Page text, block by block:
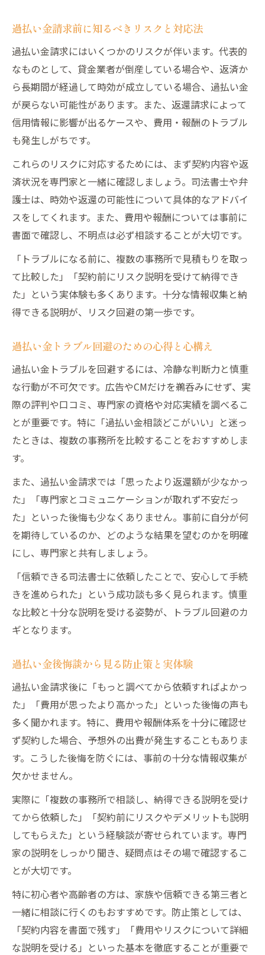
過払い金請求前に知るべきリスクと対応法
過払い金請求にはいくつかのリスクが伴います。代表的
なものとして、貸金業者が倒産している場合や、返済か
ら長期間が経過して時効が成立している場合、過払い金
が戻らない可能性があります。また、返還請求によって
信用情報に影響が出るケースや、費用・報酬のトラブル
も発生しがちです。
これらのリスクに対応するためには、まず契約内容や返
済状況を専門家と一緒に確認しましょう。司法書士や弁
護士は、時効や返還の可能性について具体的なアドバイ
スをしてくれます。また、費用や報酬については事前に
書面で確認し、不明点は必ず相談することが大切です。
「トラブルになる前に、複数の事務所で見積もりを取っ
て比較した」「契約前にリスク説明を受けて納得でき
た」という実体験も多くあります。十分な情報収集と納
得できる説明が、リスク回避の第一歩です。
過払い金トラブル回避のための心得と心構え
過払い金トラブルを回避するには、冷静な判断力と慎重
な行動が不可欠です。広告やCMだけを鵜呑みにせず、実
際の評判や口コミ、専門家の資格や対応実績を調べるこ
とが重要です。特に「過払い金相談どこがいい」と迷っ
たときは、複数の事務所を比較することをおすすめしま
す。
また、過払い金請求では「思ったより返還額が少なかっ
た」「専門家とコミュニケーションが取れず不安だっ
た」といった後悔も少なくありません。事前に自分が何
を期待しているのか、どのような結果を望むのかを明確
にし、専門家と共有しましょう。
「信頼できる司法書士に依頼したことで、安心して手続
きを進められた」という成功談も多く見られます。慎重
な比較と十分な説明を受ける姿勢が、トラブル回避のカ
ギとなります。
過払い金後悔談から見る防止策と実体験
過払い金請求後に「もっと調べてから依頼すればよかっ
た」「費用が思ったより高かった」といった後悔の声も
多く聞かれます。特に、費用や報酬体系を十分に確認せ
ず契約した場合、予想外の出費が発生することもありま
す。こうした後悔を防ぐには、事前の十分な情報収集が
欠かせません。
実際に「複数の事務所で相談し、納得できる説明を受け
てから依頼した」「契約前にリスクやデメリットも説明
してもらえた」という経験談が寄せられています。専門
家の説明をしっかり聞き、疑問点はその場で確認するこ
とが大切です。
特に初心者や高齢者の方は、家族や信頼できる第三者と
一緒に相談に行くのもおすすめです。防止策としては、
「契約内容を書面で残す」「費用やリスクについて詳細
な説明を受ける」といった基本を徹底することが重要で